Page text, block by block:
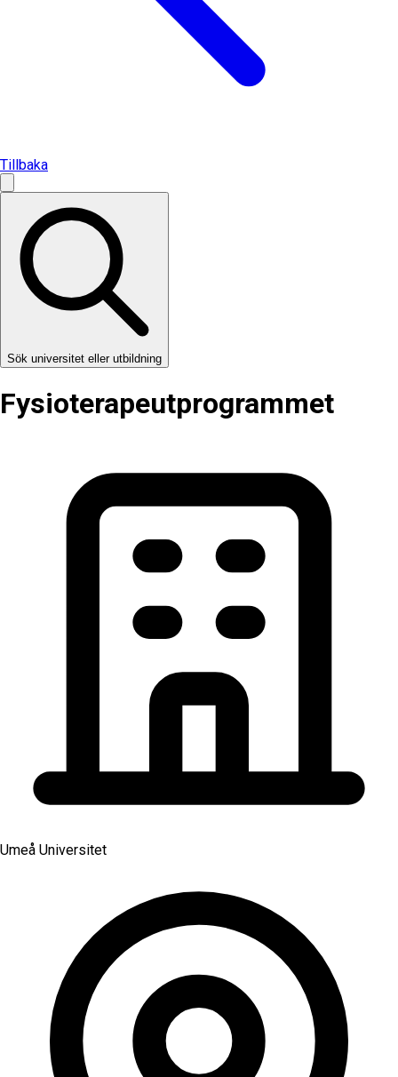
Tillbaka
Sök universitet eller utbildning
Fysioterapeut­programmet
Umeå Universitet